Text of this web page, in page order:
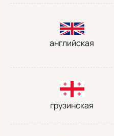
английская
грузинская